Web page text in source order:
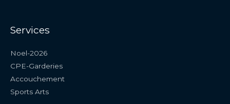
Services
Noel-2026
CPE-Garderies
Accouchement
Sports Arts